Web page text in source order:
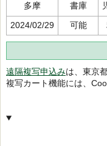
多摩
書庫
2024/02/29
可能
遠隔複写申込みは、東京
複写カート機能には、